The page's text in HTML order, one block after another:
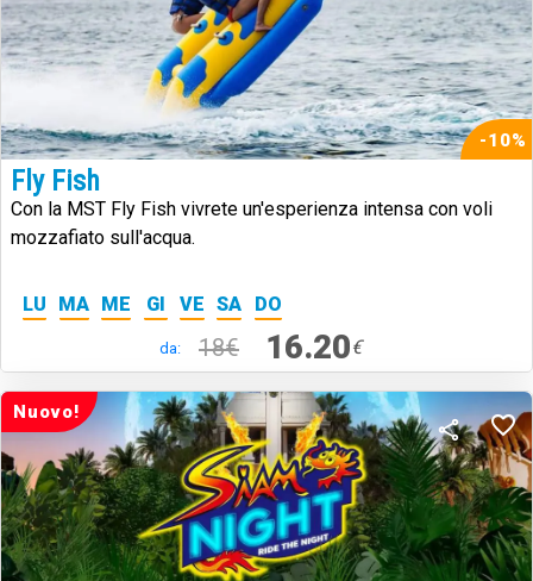
-10%
Fly Fish
Con la MST Fly Fish vivrete un'esperienza intensa con voli
mozzafiato sull'acqua.
LU MA ME GI VE SA DO
da: 18€ 16.20€
Nuovo!